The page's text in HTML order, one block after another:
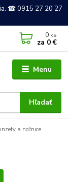
☎ 0915 27 20 27
Menu
Hľadať
0 ks
za 0 €
a nožnice